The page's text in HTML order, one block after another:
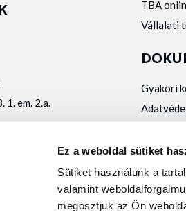
Ez a weboldal sütiket
Sütiket használunk a
valamint
megosztjuk az Ön
1. em. 2.a.
E/2020/000010
vételi száma:
TBA
Vállalati
Gyakori
Orvosi